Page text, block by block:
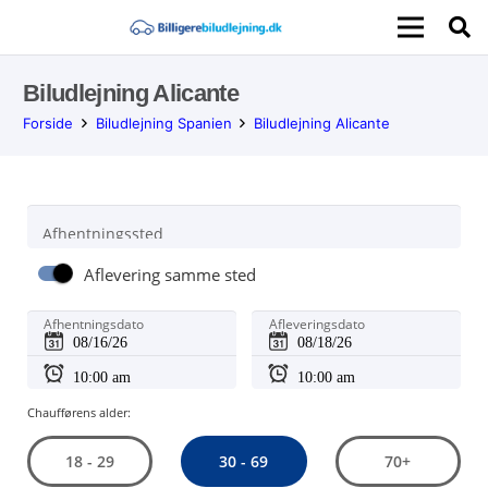
Biludlejning Alicante
Forside Biludlejning Spanien Biludlejning Alicante
Afhentningssted
Aflevering samme sted
Afhentningsdato Afleveringsdato
Chaufførens alder:
18 - 29 30 - 69 70+